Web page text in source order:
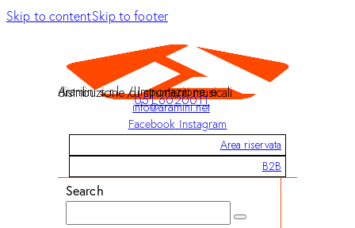
Skip to contentSkip to footer
Aramini s.r.l. / Importazione e distribuzione di strumenti musicali
051 6020011
info@aramini.net
Facebook Instagram
Area riservata
B2B
Search